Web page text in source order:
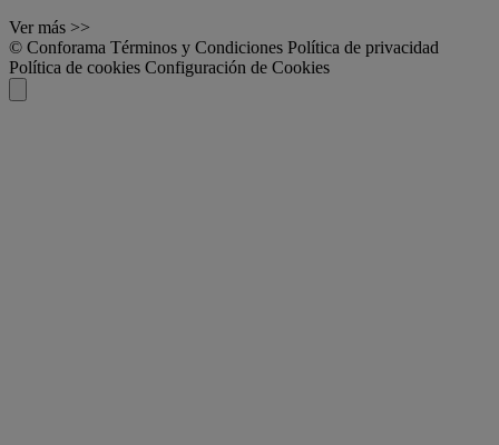
Ver más >>
© Conforama Términos y Condiciones Política de privacidad
Política de cookies Configuración de Cookies